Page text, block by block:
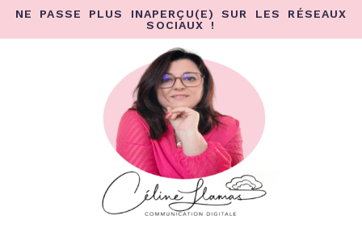
NE PASSE PLUS INAPERÇU(E) SUR LES RÉSEAUX
SOCIAUX !